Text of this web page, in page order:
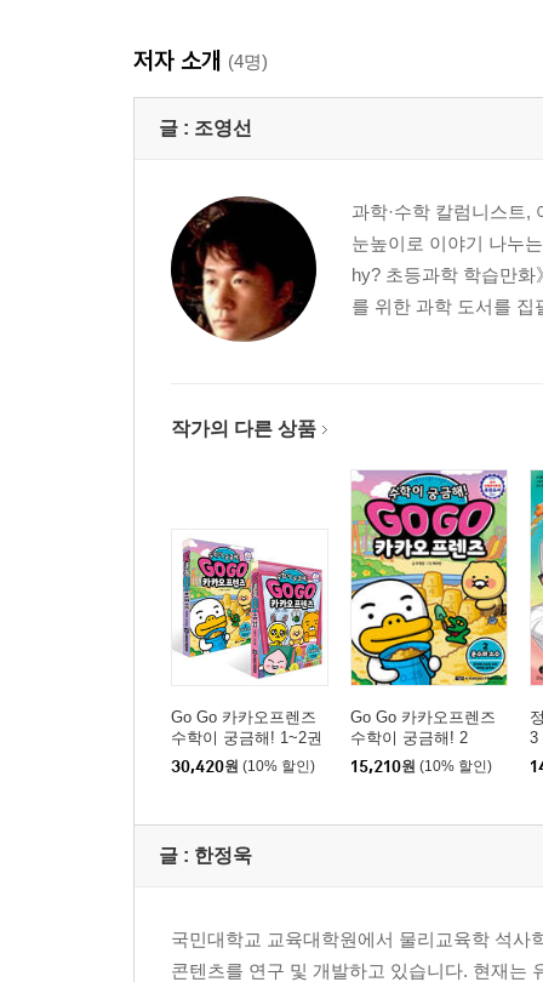
저자 소개 (4명)
글 : 조영선
과학·수학 칼럼니스트,
눈높이로 이야기 나누
hy? 초등과학 학습만
를 위한 과학 도서를 집
작가의 다른 상품
Go Go 카카오프렌즈
수학이 궁금해! 1~2권
세트
30,420원 (10% 할인)
Go Go 카카오프렌즈
수학이 궁금해! 2
15,210원 (10% 할인)
3
글 : 한정욱
국민대학교 교육대학원에서 물리교육학 석
콘텐츠를 연구 및 개발하고 있습니다. 현재는